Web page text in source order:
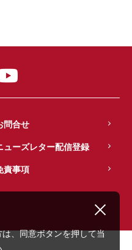
問合せ
ューズレター配信登録
責事項
、同意ボタンを押して当